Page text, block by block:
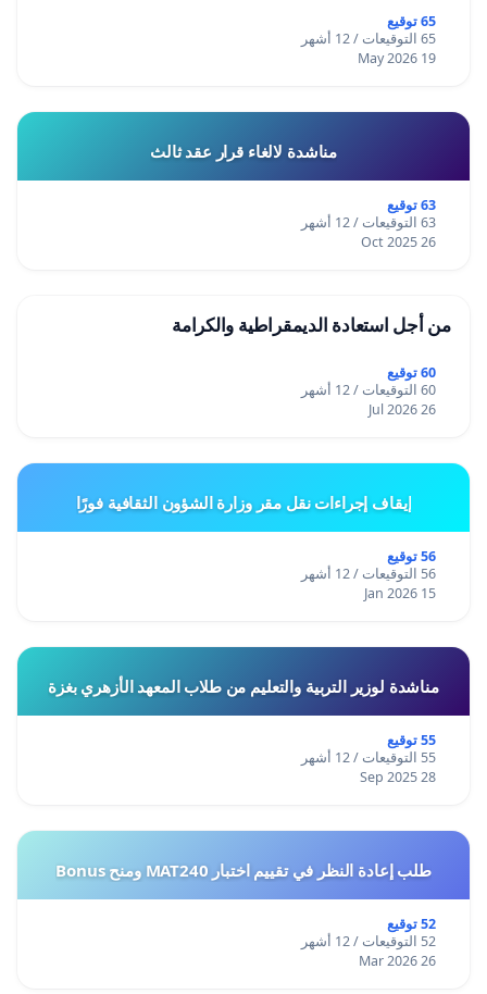
65 توقيع
65 التوقيعات / 12 أشهر
19 May 2026
مناشدة لالغاء قرار عقد ثالث
63 توقيع
63 التوقيعات / 12 أشهر
26 Oct 2025
من أجل استعادة الديمقراطية والكرامة
60 توقيع
60 التوقيعات / 12 أشهر
26 Jul 2026
إيقاف إجراءات نقل مقر وزارة الشؤون الثقافية فورًا
56 توقيع
56 التوقيعات / 12 أشهر
15 Jan 2026
مناشدة لوزير التربية والتعليم من طلاب المعهد الأزهري بغزة
55 توقيع
55 التوقيعات / 12 أشهر
28 Sep 2025
طلب إعادة النظر في تقييم اختبار MAT240 ومنح Bonus
52 توقيع
52 التوقيعات / 12 أشهر
26 Mar 2026